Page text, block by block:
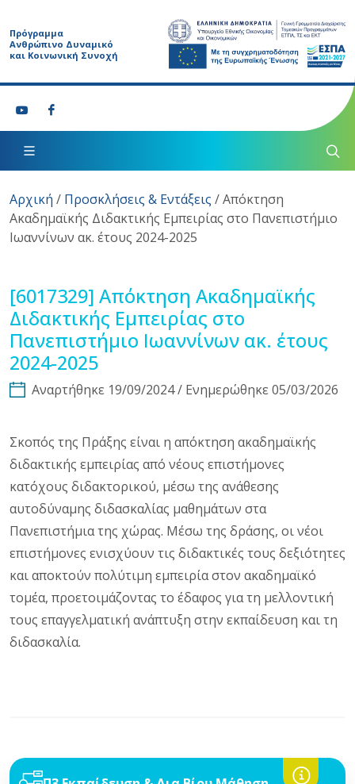
Πρόγραμμα
Ανθρώπινο Δυναμικό
και Κοινωνική Συνοχή
Αρχική / Προσκλήσεις & Εντάξεις /Απόκτηση
Ακαδημαϊκής Διδακτικής Εμπειρίας στο Πανεπιστήμιο
Ιωαννίνων ακ. έτους 2024-2025
[6017329] Απόκτηση Ακαδημαϊκής
Διδακτικής Εμπειρίας στο
Πανεπιστήμιο Ιωαννίνων ακ. έτους
2024-2025
Αναρτήθηκε 19/09/2024 / Ενημερώθηκε 05/03/2026
Σκοπός της Πράξης είναι η απόκτηση ακαδημαϊκής
διδακτικής εμπειρίας από νέους επιστήμονες
κατόχους διδακτορικού, μέσω της ανάθεσης
αυτοδύναμης διδασκαλίας μαθημάτων στα
Πανεπιστήμια της χώρας. Μέσω της δράσης, οι νέοι
επιστήμονες ενισχύουν τις διδακτικές τους δεξιότητες
και αποκτούν πολύτιμη εμπειρία στον ακαδημαϊκό
τομέα, προετοιμάζοντας το έδαφος για τη μελλοντική
τους επαγγελματική ανάπτυξη στην εκπαίδευση και τη
διδασκαλία.